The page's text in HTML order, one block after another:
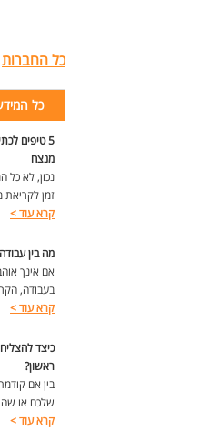
כל החברות
כל
5 טיפים
מנצח
נכון, לא כל
זמן
קרא עוד>
מה בין
אם אינך
בעבודה,
קרא עוד>
כיצד
ראשון?
בין אם
שלכם או
קרא עוד>